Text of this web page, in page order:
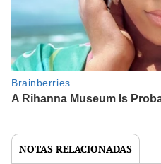
NOTAS RELACIONADAS